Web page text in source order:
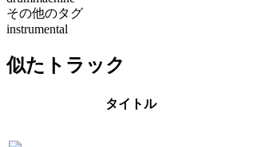
その他のタグ
instrumental
似たトラック
タイトル